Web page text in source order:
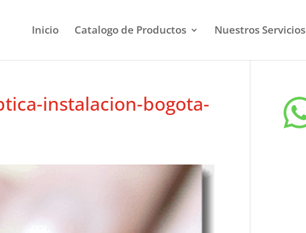
Inicio Catalogo de Productos Nuestros Servicios
instalacion-bogota-